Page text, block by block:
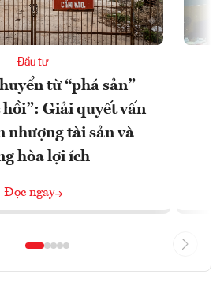
Đầu tư
từ “phá sản”
hồi”: Giải quyết vấn
nhượng tài sản và
hòa lợi ích
Đọc ngay